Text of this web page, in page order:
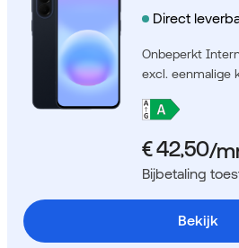
Direct
Onbeperkt
excl. eenmalige
Bijbetaling
Bekijk